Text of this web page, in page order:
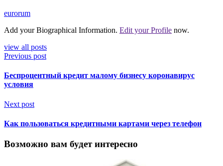
eurorum
Add your Biographical Information. Edit your Profile now.
view all posts
Previous post
Беспроцентный кредит малому бизнесу коронавирус
условия
Next post
Как пользоваться кредитными картами через телефон
Возможно вам будет интересно